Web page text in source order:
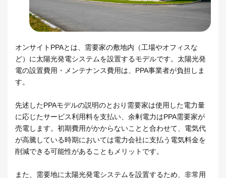
オンサイトPPAとは、需要家の敷地内（工場やオフィスな
ど）に太陽光発電システムを設置するモデルです。太陽光発
電の設置費用・メンテナンス費用は、PPA事業者が負担しま
す。
先述したPPAモデルの説明のとおり需要家は使用した電力量
に応じたサービス利用料を支払い、余剰電力はPPA需要家が
売電します。初期費用がかからないことと合わせて、電気代
が高騰している時期においては電力会社に支払う電気料金を
削減できる可能性があることもメリットです。
また、需要地に太陽光発電システムを設置するため、非常用